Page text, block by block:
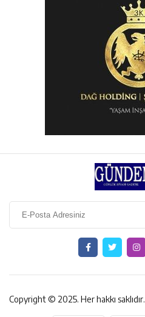
Copyright © 2025. Her hakkı saklıdır.